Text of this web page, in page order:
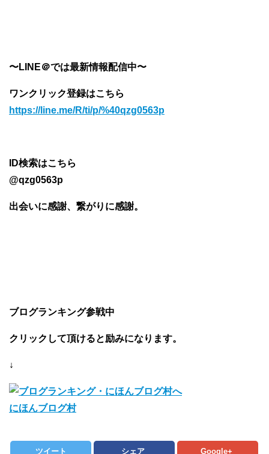
〜LINE＠では最新情報配信中〜
ワンクリック登録はこちら
https://line.me/R/ti/p/%40qzg0563p
ID検索はこちら
@qzg0563p
出会いに感謝、繋がりに感謝。
ブログランキング参戦中
クリックして頂けると励みになります。
↓
にほんブログ村
ツイート シェア Google+